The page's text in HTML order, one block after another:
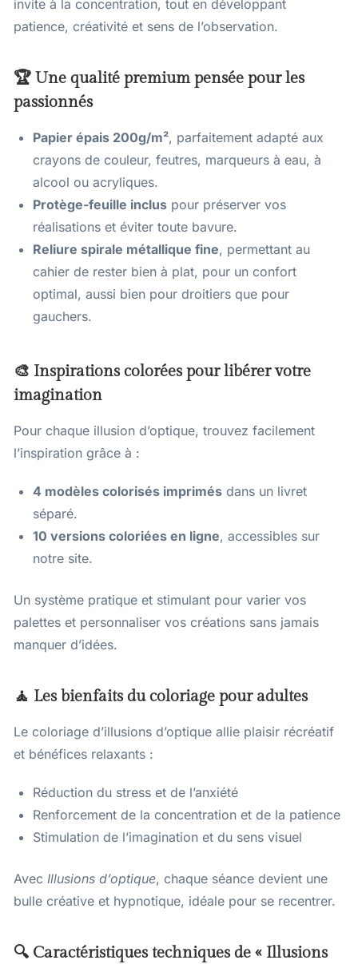
invite à la concentration, tout en développant
patience, créativité et sens de l’observation.
🏆 Une qualité premium pensée pour les
passionnés
Papier épais 200g/m², parfaitement adapté aux
crayons de couleur, feutres, marqueurs à eau, à
alcool ou acryliques.
Protège-feuille inclus pour préserver vos
réalisations et éviter toute bavure.
Reliure spirale métallique fine, permettant au
cahier de rester bien à plat, pour un confort
optimal, aussi bien pour droitiers que pour
gauchers.
🎨 Inspirations colorées pour libérer votre
imagination
Pour chaque illusion d’optique, trouvez facilement
l’inspiration grâce à :
4 modèles colorisés imprimés dans un livret
séparé.
10 versions coloriées en ligne, accessibles sur
notre site.
Un système pratique et stimulant pour varier vos
palettes et personnaliser vos créations sans jamais
manquer d’idées.
🧘 Les bienfaits du coloriage pour adultes
Le coloriage d’illusions d’optique allie plaisir récréatif
et bénéfices relaxants :
Réduction du stress et de l’anxiété
Renforcement de la concentration et de la patience
Stimulation de l’imagination et du sens visuel
Avec Illusions d’optique, chaque séance devient une
bulle créative et hypnotique, idéale pour se recentrer.
🔍 Caractéristiques techniques de « Illusions